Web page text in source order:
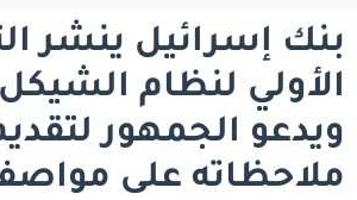
بنك إسرائيل ينشر
الأولي لنظام
ويدعو الجمهور
ملاحظاته على